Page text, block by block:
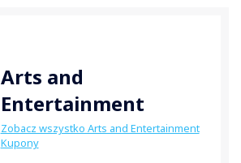
Arts and
Entertainment
Zobacz wszystko Arts and Entertainment
Kupony